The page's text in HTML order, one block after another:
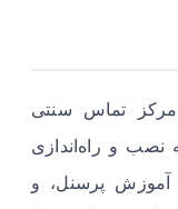
مرکز تماس سنتی
نصب و راه‌اندازی
پرسنل، و